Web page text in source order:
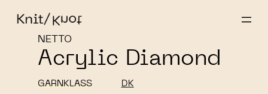
NETTO
Acrylic Diamond
GARNKLASS
DK